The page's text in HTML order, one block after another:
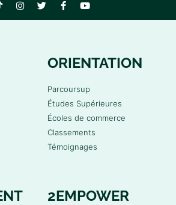
ORIENTATION
Parcoursup
Études Supérieures
Écoles de commerce
Classements
Témoignages
2EMPOWER